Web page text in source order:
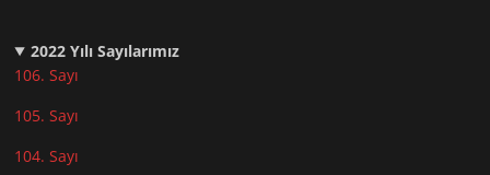
2022 Yılı Sayılarımız
106. Sayı
105. Sayı
104. Sayı